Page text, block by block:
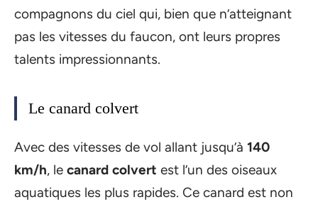
compagnons du ciel qui, bien que n’atteignant
pas les vitesses du faucon, ont leurs propres
talents impressionnants.
Le canard colvert
Avec des vitesses de vol allant jusqu’à 140
km/h, le canard colvert est l’un des oiseaux
aquatiques les plus rapides. Ce canard est non